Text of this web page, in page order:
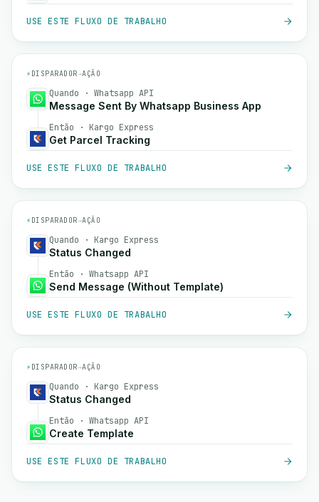
USE ESTE FLUXO DE TRABALHO
⚡ DISPARADOR→AÇÃO
Quando · Whatsapp API
Message Sent By Whatsapp Business App
Então · Kargo Express
Get Parcel Tracking
USE ESTE FLUXO DE TRABALHO
⚡ DISPARADOR→AÇÃO
Quando · Kargo Express
Status Changed
Então · Whatsapp API
Send Message (Without Template)
USE ESTE FLUXO DE TRABALHO
⚡ DISPARADOR→AÇÃO
Quando · Kargo Express
Status Changed
Então · Whatsapp API
Create Template
USE ESTE FLUXO DE TRABALHO